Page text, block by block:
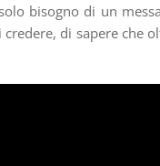
bisogno di un
di sapere che